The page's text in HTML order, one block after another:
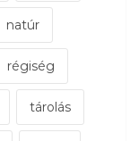
natúr
régiség
tárolás